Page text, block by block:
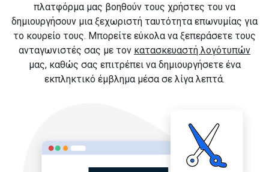
πλατφόρμα μας βοηθούν τους χρήστες του να
δημιουργήσουν μια ξεχωριστή ταυτότητα επωνυμίας για
το κουρείο τους. Μπορείτε εύκολα να ξεπεράσετε τους
ανταγωνιστές σας με τον κατασκευαστή λογότυπών
μας, καθώς σας επιτρέπει να δημιουργήσετε ένα
εκπληκτικό έμβλημα μέσα σε λίγα λεπτά.